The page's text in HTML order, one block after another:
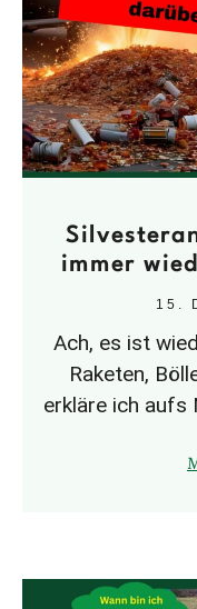
immer
15.
Ach, es ist
Raketen,
erkläre ich aufs